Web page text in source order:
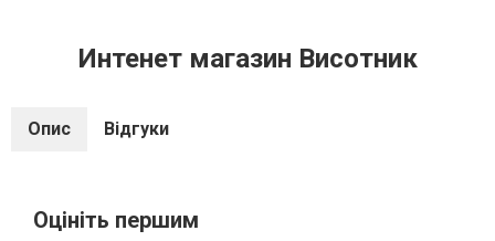
Интенет магазин Висотник
Опис Відгуки
Оцініть першим